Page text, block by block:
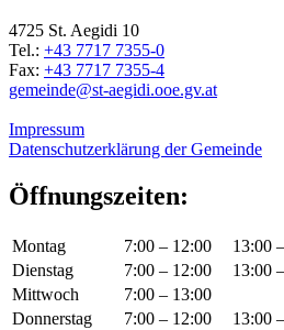
4725 St. Aegidi 10
Tel.: +43 7717 7355-0
Fax: +43 7717 7355-4
gemeinde@st-aegidi.ooe.gv.at
Impressum
Datenschutzerklärung der Gemeinde
Öffnungszeiten:
Montag 7:00 – 12:00
13:00
Dienstag
7:00 – 12:00
13:00
Mittwoch
7:00 – 13:00
Donnerstag
7:00 – 12:00
13:00